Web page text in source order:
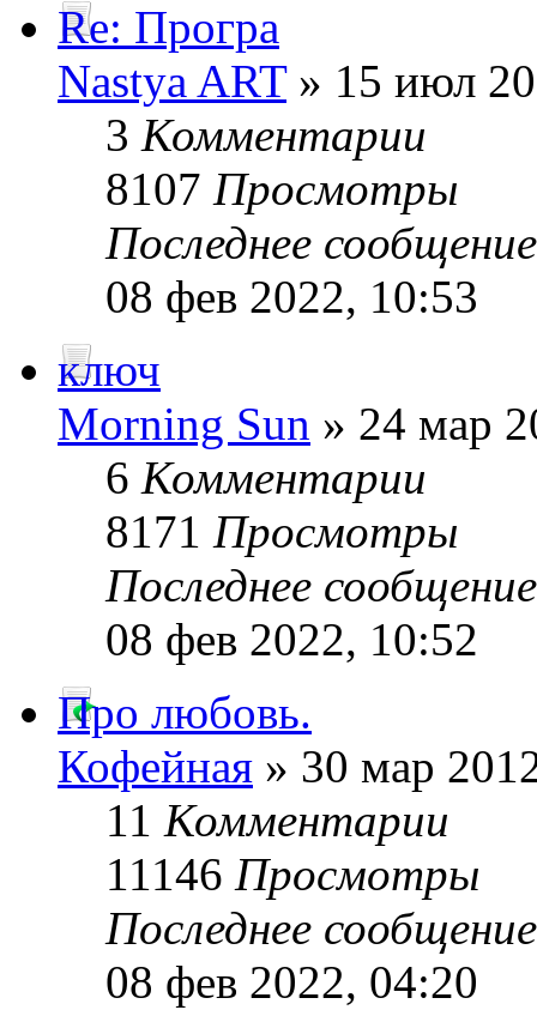
Re: Програ
Nastya ART» 15 июл
3 Комментарии
8107 Просмотры
Последнее
08 фев 2022, 10:53
ключ
Morning Sun » 24 мар
6 Комментарии
8171 Просмотры
Последнее
08 фев 2022, 10:52
Про любовь.
Кофейная » 30 мар
11 Комментарии
11146 Просмотры
Последнее
08 фев 2022, 04:20